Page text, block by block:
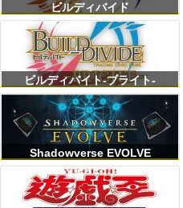
ビルディバイド
ビルディバイト-ブライト-
Shadowverse EVOLVE